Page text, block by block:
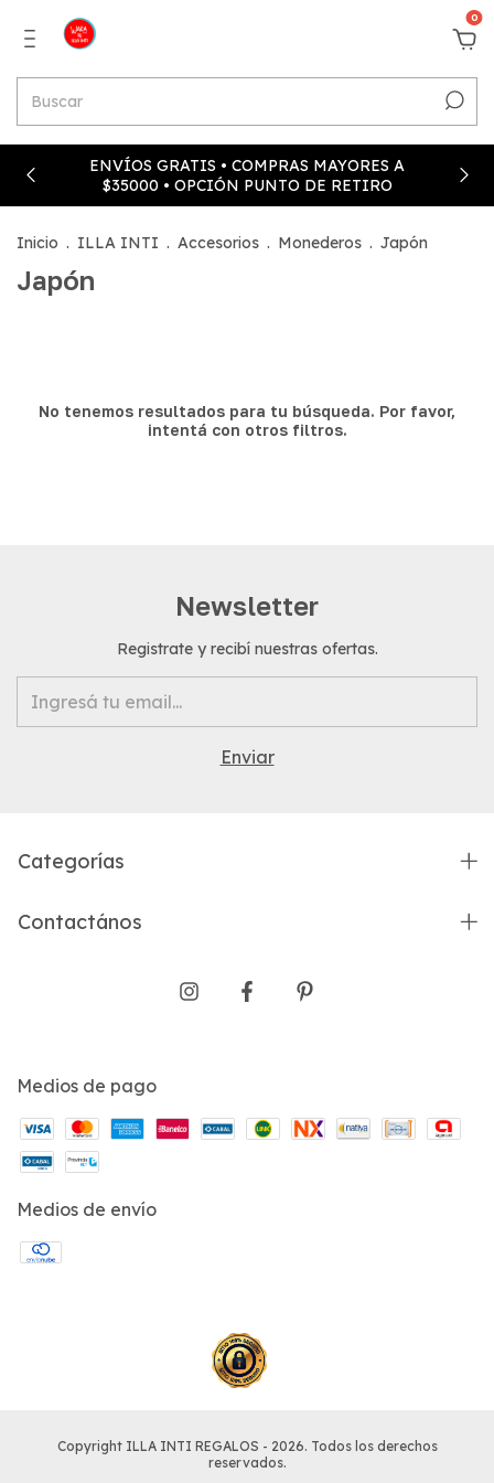
0
ENVÍOS GRATIS • COMPRAS MAYORES A
$35000 • OPCIÓN PUNTO DE RETIRO
Inicio . ILLA INTI . Accesorios . Monederos . Japón
Japón
No tenemos resultados para tu búsqueda. Por favor,
intentá con otros filtros.
Newsletter
Registrate y recibí nuestras ofertas.
Categorías
Contactános
Medios de pago
Medios de envío
Copyright ILLA INTI REGALOS - 2026. Todos los derechos
reservados.